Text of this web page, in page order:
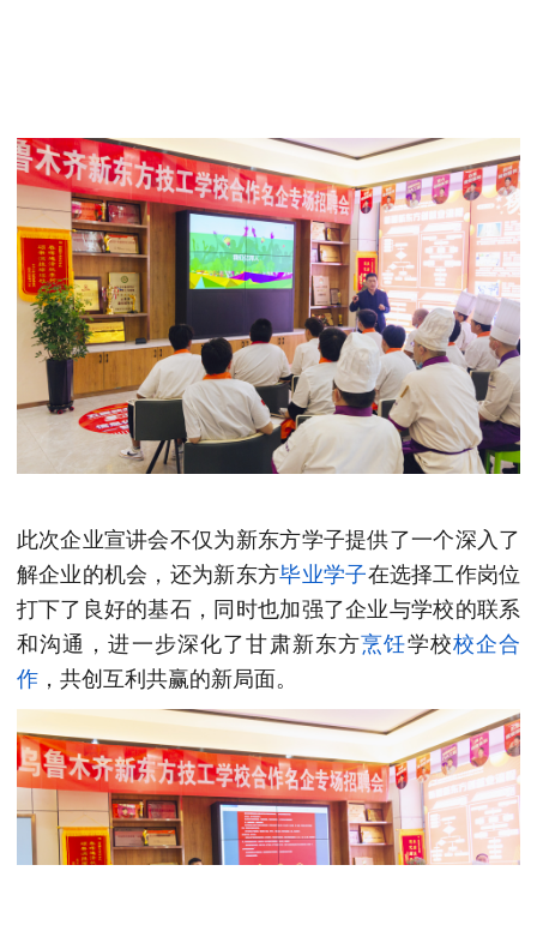
此次企业宣讲会不仅为新东方学子提供了一个深入了
解企业的机会，还为新东方毕业学子在选择工作岗位
打下了良好的基石，同时也加强了企业与学校的联系
和沟通，进一步深化了甘肃新东方烹饪学校校企合
作，共创互利共赢的新局面。